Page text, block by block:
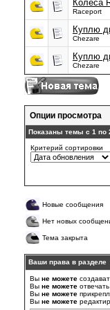
Колеса
Raceport
Куплю
Chezare
Куплю
Chezare
Опции просмотра
Показаны темы с 1 по
Критерий сортировки
Новые сообщения
Нет новых
Тема закрыта
Ваши права в разделе
Вы не можете
Вы не можете
Вы не можете
Вы не можете